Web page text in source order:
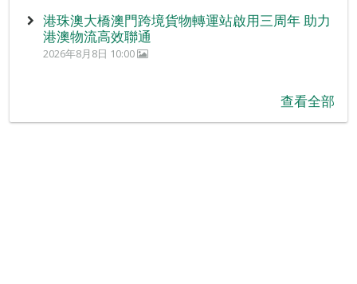
港珠澳大橋澳門跨境貨物轉運站啟用三周年 助力
港澳物流高效聯通
2026年8月8日 10:00
查看全部